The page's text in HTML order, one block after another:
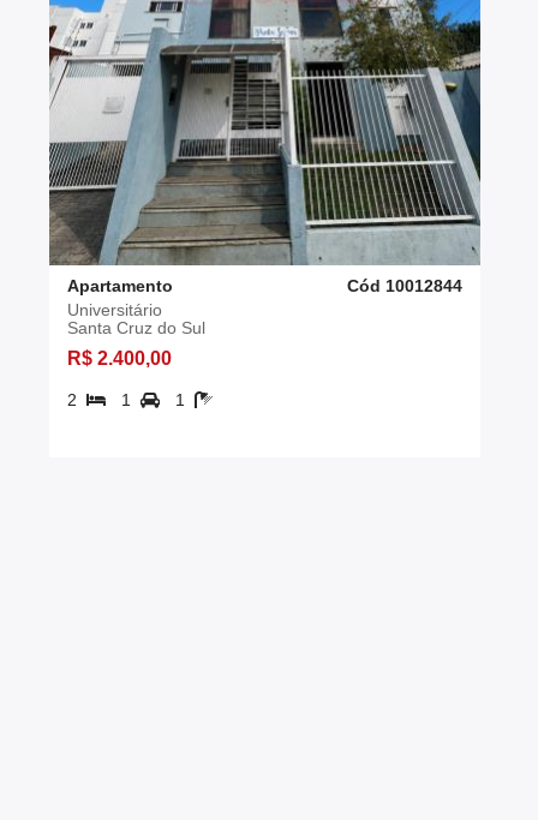
Apartamento
Cód 10012844
Universitário
Santa Cruz do Sul
R$ 2.400,00
2 1 1